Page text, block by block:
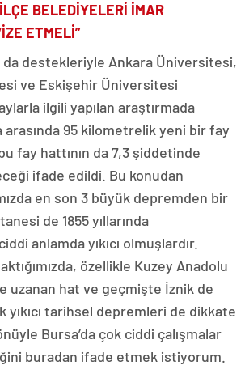
BELEDİYELERİ İMAR
ETMELİ”
da destekleriyle Ankara Üniversitesi,
ve Eskişehir Üniversitesi
ilgili yapılan araştırmada
95 kilometrelik yeni bir fay
fay hattının da 7,3 şiddetinde
ifade edildi. Bu konudan
en son 3 büyük depremden bir
de 1855 yıllarında
anlamda yıkıcı olmuşlardır.
özellikle Kuzey Anadolu
uzanan hat ve geçmişte İznik de
yıkıcı tarihsel depremleri de dikkate
Bursa’da çok ciddi çalışmalar
buradan ifade etmek istiyorum.